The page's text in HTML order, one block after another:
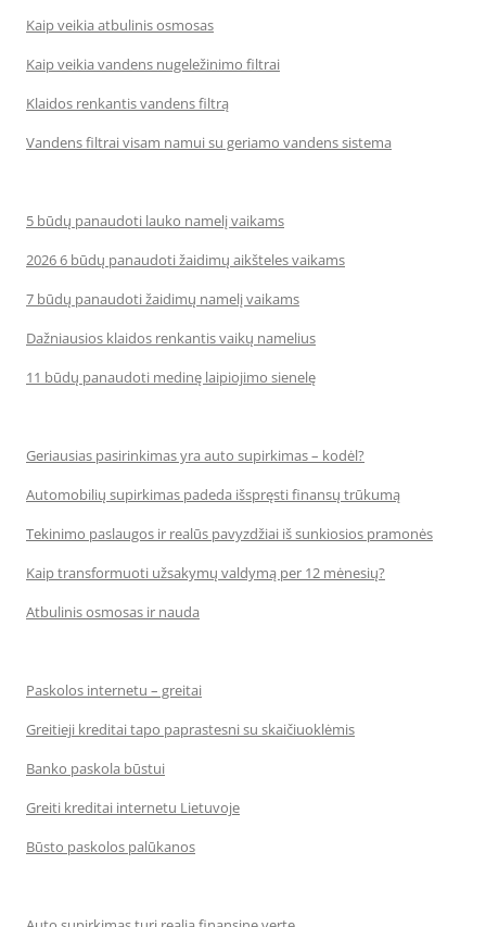
Kaip veikia atbulinis osmosas
Kaip veikia vandens nugeležinimo filtrai
Klaidos renkantis vandens filtrą
Vandens filtrai visam namui su geriamo vandens sistema
5 būdų panaudoti lauko namelį vaikams
2026 6 būdų panaudoti žaidimų aikšteles vaikams
7 būdų panaudoti žaidimų namelį vaikams
Dažniausios klaidos renkantis vaikų namelius
11 būdų panaudoti medinę laipiojimo sienelę
Geriausias pasirinkimas yra auto supirkimas – kodėl?
Automobilių supirkimas padeda išspręsti finansų trūkumą
Tekinimo paslaugos ir realūs pavyzdžiai iš sunkiosios pramonės
Kaip transformuoti užsakymų valdymą per 12 mėnesių?
Atbulinis osmosas ir nauda
Paskolos internetu – greitai
Greitieji kreditai tapo paprastesni su skaičiuoklėmis
Banko paskola būstui
Greiti kreditai internetu Lietuvoje
Būsto paskolos palūkanos